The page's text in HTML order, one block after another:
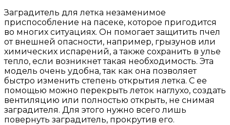
Заградитель для летка незаменимое
приспособление на пасеке, которое пригодится
во многих ситуациях. Он помогает защитить пчел
от внешней опасности, например, грызунов или
химических испарений, а также сохранить в улье
тепло, если возникнет такая необходимость. Эта
модель очень удобна, так как она позволяет
быстро изменить степень открытия летка. С ее
помощью можно перекрыть леток наглухо, создать
вентиляцию или полностью открыть, не снимая
заградителя. Для этого нужно всего лишь
повернуть заградитель, прокрутив его.